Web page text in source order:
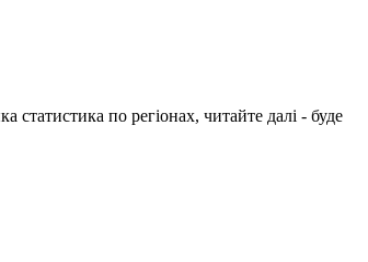
по регіонах, читайте далі - буде